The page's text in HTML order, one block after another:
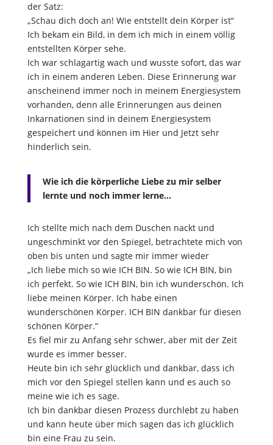
der Satz:
„Schau dich doch an! Wie entstellt dein Körper ist“
Ich bekam ein Bild, in dem ich mich in einem völlig
entstellten Körper sehe.
Ich war schlagartig wach und wusste sofort, das war
ich in einem anderen Leben. Diese Erinnerung war
anscheinend immer noch in meinem Energiesystem
vorhanden, denn alle Erinnerungen aus deinen
Inkarnationen sind in deinem Energiesystem
gespeichert und können im Hier und Jetzt sehr
hinderlich sein.
Wie ich die körperliche Liebe zu mir selber
lernte und noch immer lerne…
Ich stellte mich nach dem Duschen nackt und
ungeschminkt vor den Spiegel, betrachtete mich von
oben bis unten und sagte mir immer wieder
„Ich liebe mich so wie ICH BIN. So wie ICH BIN, bin
ich perfekt. So wie ICH BIN, bin ich wunderschön. Ich
liebe meinen Körper. Ich habe einen
wunderschönen Körper. ICH BIN dankbar für diesen
schönen Körper.“
Es fiel mir zu Anfang sehr schwer, aber mit der Zeit
wurde es immer besser.
Heute bin ich sehr glücklich und dankbar, dass ich
mich vor den Spiegel stellen kann und es auch so
meine wie ich es sage.
Ich bin dankbar diesen Prozess durchlebt zu haben
und kann heute über mich sagen das ich glücklich
bin eine Frau zu sein.